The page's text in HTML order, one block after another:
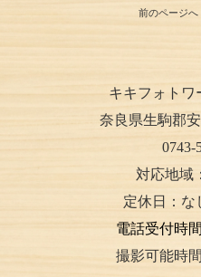
前のページへ
キキフォトワ
奈良県生駒郡
0743-
対応地域
定休日：な
電話受付時間
撮影可能時